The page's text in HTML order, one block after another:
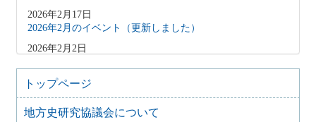
2026年2月17日
2026年2月のイベント（更新しました）
2026年2月2日
2026年1月9日
2026年1月のイベント(更新しました)
2025年12月10日
トップページ
地方史研究協議会について